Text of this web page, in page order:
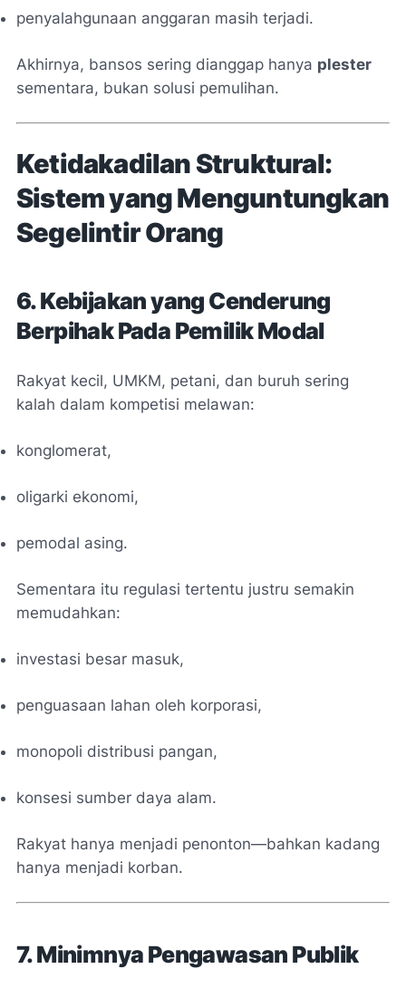
penyalahgunaan anggaran masih terjadi.
Akhirnya, bansos sering dianggap hanya plester
sementara, bukan solusi pemulihan.
Ketidakadilan Struktural:
Sistem yang Menguntungkan
Segelintir Orang
6. Kebijakan yang Cenderung
Berpihak Pada Pemilik Modal
Rakyat kecil, UMKM, petani, dan buruh sering
kalah dalam kompetisi melawan:
konglomerat,
oligarki ekonomi,
pemodal asing.
Sementara itu regulasi tertentu justru semakin
memudahkan:
investasi besar masuk,
penguasaan lahan oleh korporasi,
monopoli distribusi pangan,
konsesi sumber daya alam.
Rakyat hanya menjadi penonton—bahkan kadang
hanya menjadi korban.
7. Minimnya Pengawasan Publik